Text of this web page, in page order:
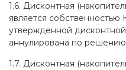
1.6. Дисконтная
является собственностью
утвержденной
аннулирована по
1.7. Дисконтная